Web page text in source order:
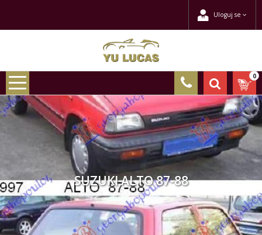
Uloguj se
0
SUZUKI ALTO 87-88